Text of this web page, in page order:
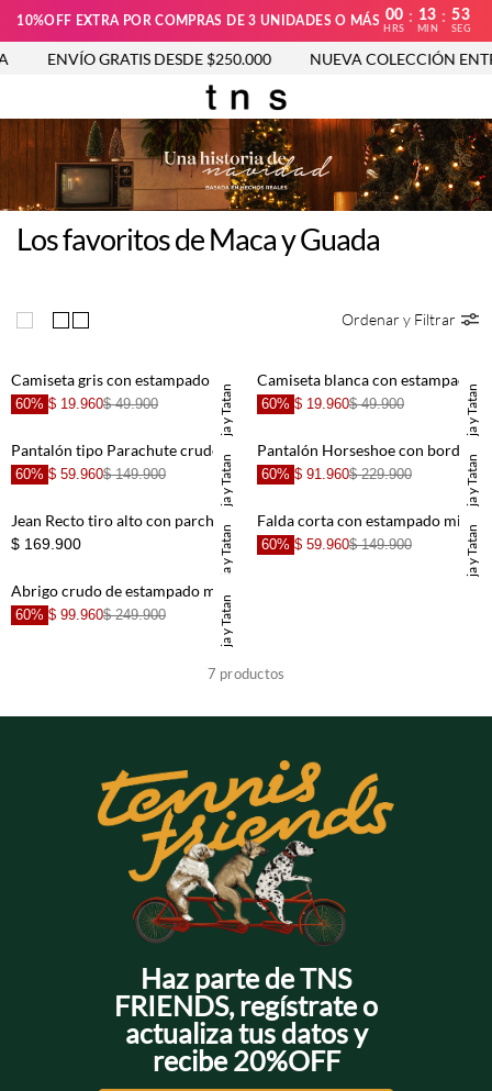
10%OFF EXTRA POR COMPRAS DE 3 UNIDADES O MÁS 00
HRS
: 13
MIN
: 53
SEG
ENVÍO GRATIS DESDE $250.000 NUEVA COLECCIÓN
Los favoritos de Maca y Guada
Ordenar y Filtrar
TNS x Maleja y Tatan
+
60% $ 19.960$ 49.900 TNS x Maleja y Tatan
60% $ 19.960$ 49.900
TNS x Maleja y Tatan
+
60% $ 59.960$ 149.900 TNS x Maleja y Tatan
+
60% $ 91.960$ 229.900
TNS x Maleja y Tatan
+
$ 169.900 TNS x Maleja y Tatan
60% $ 59.960$ 149.900
TNS x Maleja y Tatan
+
60% $ 99.960$ 249.900
7 productos
Haz parte de TNS
FRIENDS, regístrate o
actualiza tus datos y
recibe 20%OFF